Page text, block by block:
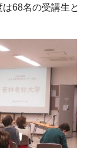
68名の受講生と